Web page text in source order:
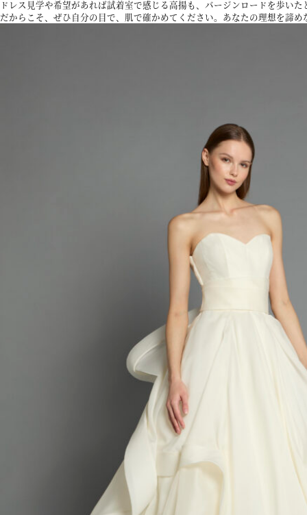
ドレス見学や希望があれば試着室で感じる高揚も、バージンロードを歩い
だからこそ、ぜひ自分の目で、肌で確かめてください。あなたの理想を諦